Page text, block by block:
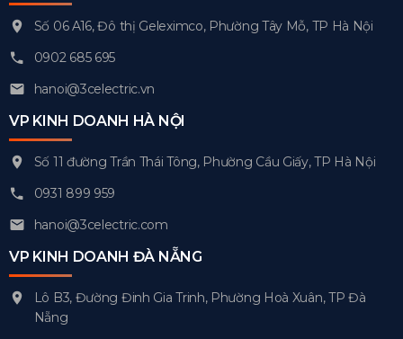
Số 06 A16, Đô thị Geleximco, Phường Tây Mỗ, TP Hà Nội
0902 685 695
hanoi@3celectric.vn
VP KINH DOANH HÀ NỘI
Số 11 đường Trần Thái Tông, Phường Cầu Giấy, TP Hà Nội
0931 899 959
hanoi@3celectric.com
VP KINH DOANH ĐÀ NẴNG
Lô B3, Đường Đinh Gia Trinh, Phường Hoà Xuân, TP Đà
Nẵng